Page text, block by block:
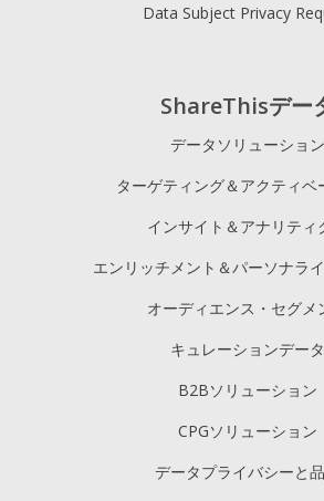
ShareThisデー
データソリューション
ターゲティング＆アクティベ
インサイト＆アナリティ
エンリッチメント＆パーソナラ
オーディエンス・セグメ
キュレーションデータ
B2Bソリューション
CPGソリューション
データプライバシーと
Data Subject Privacy